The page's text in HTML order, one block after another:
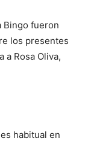
Bingo fueron
los presentes
a Rosa Oliva,
habitual en